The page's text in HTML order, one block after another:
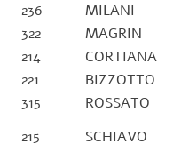
236
MILANI
322
MAGRIN
214
CORTIANA
221
BIZZOTTO
315
ROSSATO
215
SCHIAVO